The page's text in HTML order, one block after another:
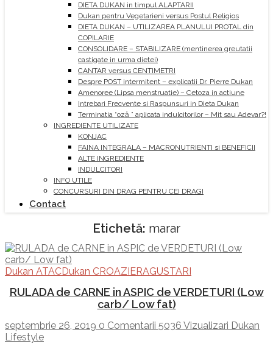
DIETA DUKAN in timpul ALAPTARII
Dukan pentru Vegetarieni versus Postul Religios
DIETA DUKAN – UTILIZAREA PLANULUI PROTAL din
COPILARIE
CONSOLIDARE – STABILIZARE (mentinerea greutatii
castigate in urma dietei)
CANTAR versus CENTIMETRI
Despre POST intermitent – explicatii Dr. Pierre Dukan
Amenoree (Lipsa menstruatie) – Cetoza in actiune
Intrebari Frecvente si Raspunsuri in Dieta Dukan
Terminatia “oză ” aplicata indulcitorilor – Mit sau Adevar?!
INGREDIENTE UTILIZATE
KONJAC
FAINA INTEGRALA – MACRONUTRIENTI si BENEFICII
ALTE INGREDIENTE
INDULCITORI
INFO UTILE
CONCURSURI DIN DRAG PENTRU CEI DRAGI
Contact
Etichetă: marar
Dukan ATACDukan CROAZIERAGUSTARI
RULADA de CARNE in ASPIC de VERDETURI (Low
carb/ Low fat)
septembrie 26, 2019 0 Comentarii 5036 Vizualizari Dukan
Lifestyle